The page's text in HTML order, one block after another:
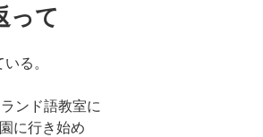
って
る。
ンド語教室に
に行き始め